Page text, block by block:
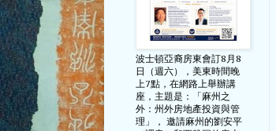
波士頓亞裔房東會訂8月8
日（週六），美東時間晚
上7點，在網路上舉辦講
座，主題是：「麻州之
外：州外房地產投資與管
理」， 邀請麻州的劉安平